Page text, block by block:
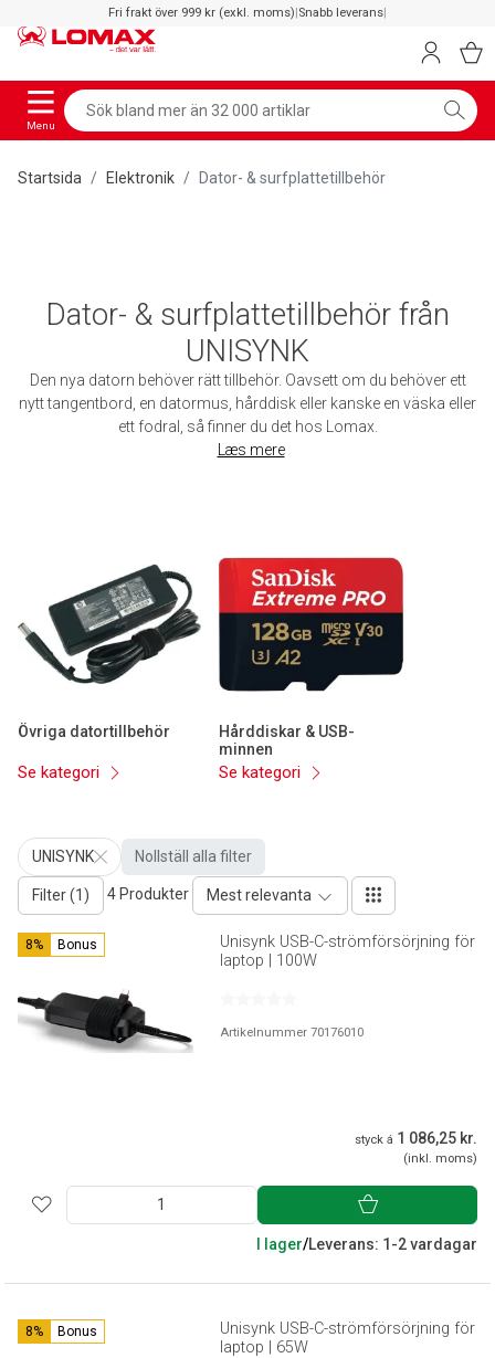
Fri frakt över 999 kr (exkl. moms)|Snabb leverans|
Menu
Startsida Elektronik Dator- & surfplattetillbehör
Dator- & surfplattetillbehör från
UNISYNK
Den nya datorn behöver rätt tillbehör. Oavsett om du behöver ett
nytt tangentbord, en datormus, hårddisk eller kanske en väska eller
ett fodral, så finner du det hos Lomax.
Læs mere
Övriga datortillbehör
Se kategori
Hårddiskar & USB-
minnen
Se kategori
UNISYNK Nollställ alla filter
Filter (1) 4 Produkter Mest relevanta
8% Bonus
Unisynk USB-C-strömförsörjning för
laptop | 100W
Artikelnummer 70176010
styck á 1 086,25 kr.
(inkl. moms)
I lager/Leverans: 1-2 vardagar
8% Bonus
Unisynk USB-C-strömförsörjning för
laptop | 65W